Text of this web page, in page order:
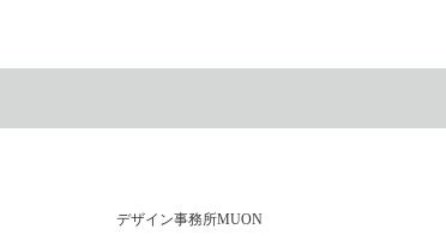
デザイン事務所MUON